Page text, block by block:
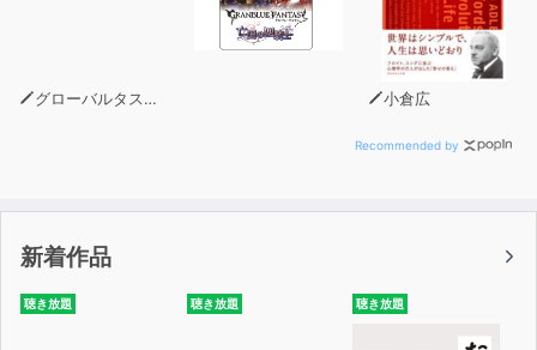
グローバルタスクフォース(著) 小倉広
Recommended by
新着作品
聴き放題 聴き放題 聴き放題